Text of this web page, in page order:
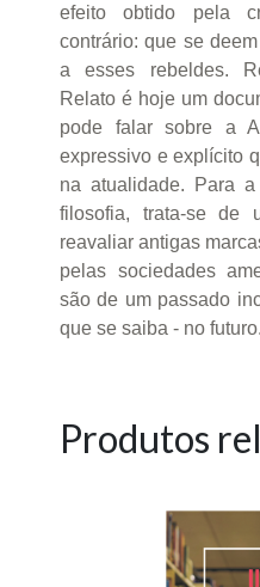
efeito obtido pela
contrário: que se
a esses rebeldes.
Relato é hoje um
pode falar sobre a
expressivo e explícito
na atualidade. Para
filosofia, trata-se de
reavaliar antigas
pelas sociedades
são de um passado
que se saiba - no futuro.
Produtos